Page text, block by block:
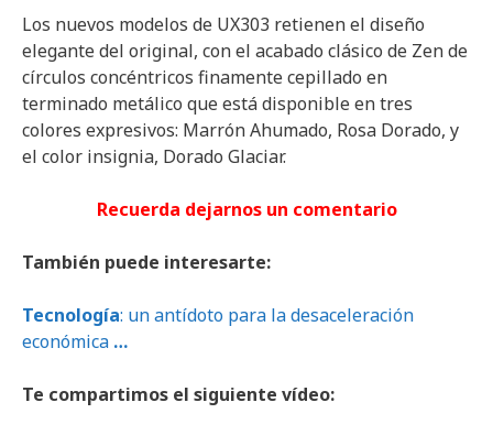
Los nuevos modelos de UX303 retienen el diseño
elegante del original, con el acabado clásico de Zen de
círculos concéntricos finamente cepillado en
terminado metálico que está disponible en tres
colores expresivos: Marrón Ahumado, Rosa Dorado, y
el color insignia, Dorado Glaciar.
Recuerda dejarnos un comentario
También puede interesarte:
Tecnología: un antídoto para la desaceleración
económica …
Te compartimos el siguiente vídeo: